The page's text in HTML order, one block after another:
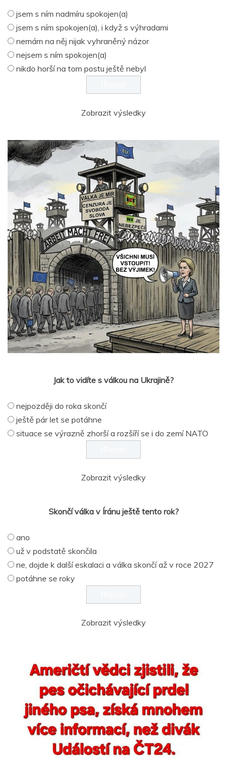
jsem s ním nadmíru spokojen(a)
jsem s ním spokojen(a), i když s výhradami
nemám na něj nijak vyhraněný názor
nejsem s ním spokojen(a)
nikdo horší na tom postu ještě nebyl
Zobrazit výsledky
Jak to vidíte s válkou na Ukrajině?
nejpozději do roka skončí
ještě pár let se potáhne
situace se výrazně zhorší a rozšíří se i do zemí NATO
Zobrazit výsledky
Skončí válka v Íránu ještě tento rok?
ano
už v podstatě skončila
ne, dojde k další eskalaci a válka skončí až v roce 2027
potáhne se roky
Zobrazit výsledky